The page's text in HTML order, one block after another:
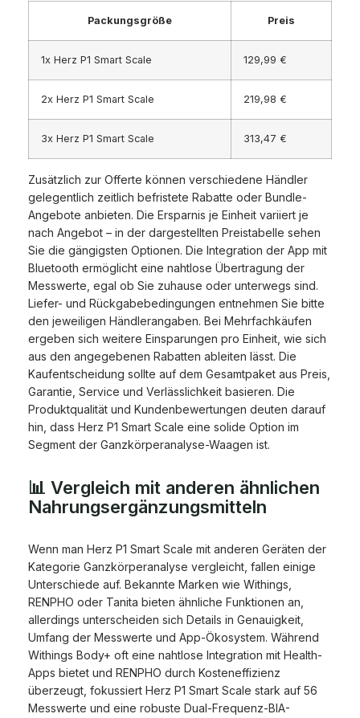
Packungsgröße Preis
1x Herz P1 Smart Scale 129,99 €
2x Herz P1 Smart Scale 219,98 €
3x Herz P1 Smart Scale 313,47 €
Zusätzlich zur Offerte können verschiedene Händler
gelegentlich zeitlich befristete Rabatte oder Bundle-
Angebote anbieten. Die Ersparnis je Einheit variiert je
nach Angebot – in der dargestellten Preistabelle sehen
Sie die gängigsten Optionen. Die Integration der App mit
Bluetooth ermöglicht eine nahtlose Übertragung der
Messwerte, egal ob Sie zuhause oder unterwegs sind.
Liefer- und Rückgabebedingungen entnehmen Sie bitte
den jeweiligen Händlerangaben. Bei Mehrfachkäufen
ergeben sich weitere Einsparungen pro Einheit, wie sich
aus den angegebenen Rabatten ableiten lässt. Die
Kaufentscheidung sollte auf dem Gesamtpaket aus Preis,
Garantie, Service und Verlässlichkeit basieren. Die
Produktqualität und Kundenbewertungen deuten darauf
hin, dass Herz P1 Smart Scale eine solide Option im
Segment der Ganzkörperanalyse-Waagen ist.
📊 Vergleich mit anderen ähnlichen
Nahrungsergänzungsmitteln
Wenn man Herz P1 Smart Scale mit anderen Geräten der
Kategorie Ganzkörperanalyse vergleicht, fallen einige
Unterschiede auf. Bekannte Marken wie Withings,
RENPHO oder Tanita bieten ähnliche Funktionen an,
allerdings unterscheiden sich Details in Genauigkeit,
Umfang der Messwerte und App-Ökosystem. Während
Withings Body+ oft eine nahtlose Integration mit Health-
Apps bietet und RENPHO durch Kosteneffizienz
überzeugt, fokussiert Herz P1 Smart Scale stark auf 56
Messwerte und eine robuste Dual-Frequenz-BIA-